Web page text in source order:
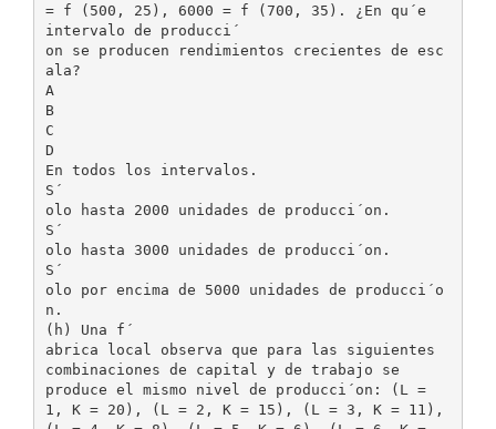
= f (500, 25), 6000 = f (700, 35). ¿En qu´e
intervalo de producci´
on se producen rendimientos crecientes de esc
ala?
A
B
C
D
En todos los intervalos.
S´
olo hasta 2000 unidades de producci´on.
S´
olo hasta 3000 unidades de producci´on.
S´
olo por encima de 5000 unidades de producci´o
n.
(h) Una f´
abrica local observa que para las siguientes
combinaciones de capital y de trabajo se
produce el mismo nivel de producci´on: (L =
1, K = 20), (L = 2, K = 15), (L = 3, K = 11),